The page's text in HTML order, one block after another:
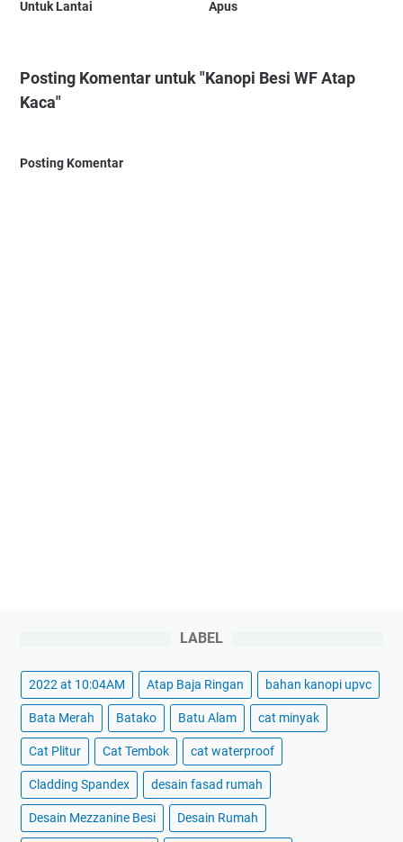
Untuk Lantai Apus
Posting Komentar untuk "Kanopi Besi WF Atap
Kaca"
Posting Komentar
LABEL
2022 at 10:04AM Atap Baja Ringan bahan kanopi upvc
Bata Merah Batako Batu Alam cat minyak
Cat Plitur Cat Tembok cat waterproof
Cladding Spandex desain fasad rumah
Desain Mezzanine Besi Desain Rumah